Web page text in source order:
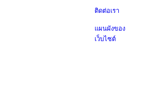
ติดต่อเรา
แผนผังของ
เว็บไซต์